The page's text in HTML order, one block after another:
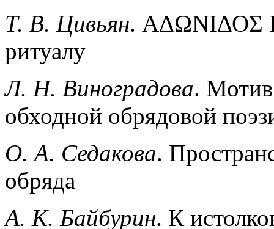
Т. В. Цивьян. ΑΔΩΝΙΔΟΣ
ритуалу
Л. Н. Виноградова. Мотив
обходной обрядовой
О. А. Седакова.
обряда
А. К. Байбурин. К